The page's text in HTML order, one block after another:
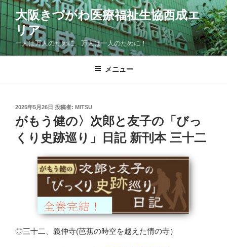
コ
ン
テ
ン
ツ
大阪きづがわ医療福祉生協西成エ
リア
一人は万人のために、万人は一人のために！
メニュー
投
稿
日:
2025年5月26日 投稿者: MITSU
がもう健の〉次郎と友子の「びっ
くり史跡巡り」日記 新刊本 三十二
◎三十二、義仲寺(芭蕉の時空を越えた情の寺）